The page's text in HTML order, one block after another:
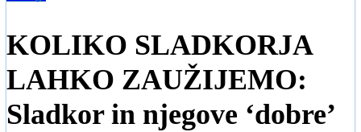
KOLIKO SLADKORJA
LAHKO ZAUŽIJEMO:
Sladkor in njegove ‘dobre’